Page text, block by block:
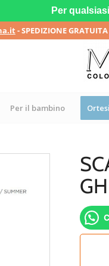
- SPEDIZIONE GRATUITA
Per il bambino
Per